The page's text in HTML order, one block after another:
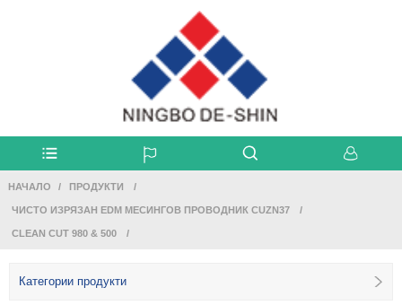
НАЧАЛО ПРОДУКТИ
ЧИСТО ИЗРЯЗАН EDM МЕСИНГОВ ПРОВОДНИК CUZN37
CLEAN CUT 980 & 500
Категории продукти